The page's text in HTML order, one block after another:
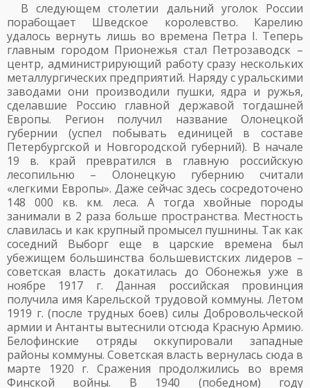
В следующем столетии дальний уголок России
порабощает Шведское королевство. Карелию
удалось вернуть лишь во времена Петра I. Теперь
главным городом Прионежья стал Петрозаводск –
центр, администрирующий работу сразу нескольких
металлургических предприятий. Наряду с уральскими
заводами они производили пушки, ядра и ружья,
сделавшие Россию главной державой тогдашней
Европы. Регион получил название Олонецкой
губернии (успел побывать единицей в составе
Петербургской и Новгородской губерний). В начале
19 в. край превратился в главную российскую
лесопильню – Олонецкую губернию считали
«легкими Европы». Даже сейчас здесь сосредоточено
148 000 кв. км. леса. А тогда хвойные породы
занимали в 2 раза больше пространства. Местность
славилась и как крупный промысел пушнины. Так как
соседний Выборг еще в царские времена был
убежищем большинства большевистских лидеров –
советская власть докатилась до Обонежья уже в
ноябре 1917 г. Данная российская провинция
получила имя Карельской трудовой коммуны. Летом
1919 г. (после трудных боев) силы Добровольческой
армии и Антанты вытеснили отсюда Красную Армию.
Белофинские отряды оккупировали западные
районы коммуны. Советская власть вернулась сюда в
марте 1920 г. Сражения продолжились во время
Финской войны. В 1940 (победном) году